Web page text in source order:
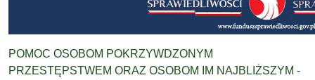
POMOC OSOBOM POKRZYWDZONYM
PRZESTĘPSTWEM ORAZ OSOBOM IM NAJBLIŻSZYM -